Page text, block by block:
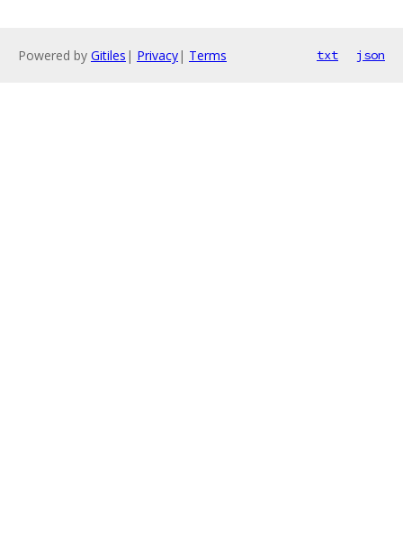
Powered by Gitiles | Privacy| Terms txt json